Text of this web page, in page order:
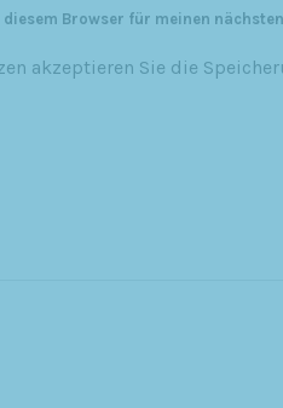
Browser für meinen
akzeptieren Sie die